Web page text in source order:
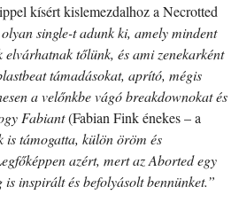
kísért kislemezdalhoz a Necrotted
single-t adunk ki, amely mindent
tőlünk, és ami zenekarként
támadásokat, aprító, mégis
a velőnkbe vágó breakdownokat és
Fabiant(Fabian Fink énekes – a
is támogatta, külön öröm és
azért, mert az Aborted egy
inspirált és befolyásolt bennünket.”